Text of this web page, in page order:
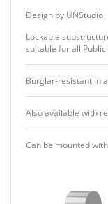
Design by UNStudio
Lockable
suitable for all Public
Burglar-resistant in
Also available with
Can be mounted